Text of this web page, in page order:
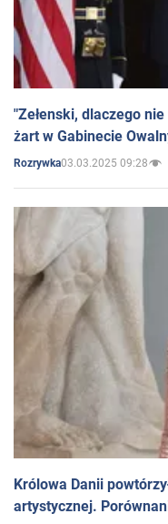
"Zełenski, dlaczego
żart w Gabinecie
Rozrywka03.03.2025 09:28
Królowa Danii
artystycznej.